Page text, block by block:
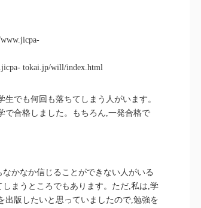
tokai.jp/will/index.html
でも何回も落ちてしまう人がいます。
で合格しました。もちろん,一発合格で
かなか信じることができない人がいる
まうところでもあります。ただ,私は,学
出版したいと思っていましたので,勉強を